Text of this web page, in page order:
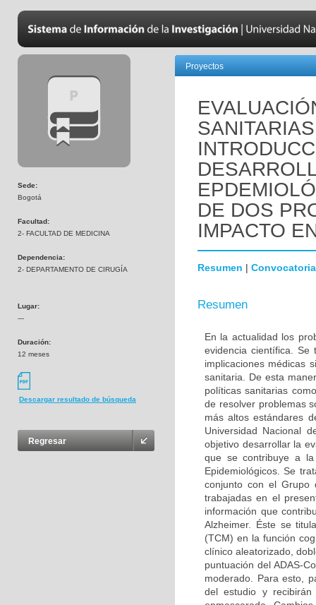
Sede:
Bogotá
Facultad:
2- FACULTAD DE MEDICINA
Dependencia:
2- DEPARTAMENTO DE CIRUGÍA
Lugar:
---
Duración:
12 meses
Descargar resultado de búsqueda
Regresar
Proyectos
DE DOS
IMPACTO
Resumen | Convocatoria
Resumen
En la actualidad los
evidencia científica.
implicaciones médicas
sanitaria. De esta
políticas sanitarias
de resolver problemas
más altos estándares
Universidad Nacional
objetivo desarrollar la
que se contribuye a
Epidemiológicos. Se
conjunto con el Grupo
trabajadas en el
información que
Alzheimer. Éste se
(TCM) en la función
clínico aleatorizado,
puntuación del ADAS-
moderado. Para esto,
del estudio y